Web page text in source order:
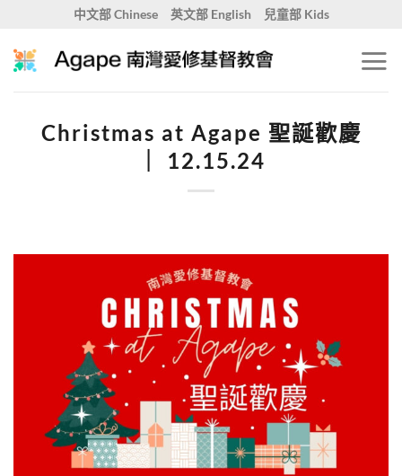
content
中文部 Chinese 英文部 English 兒童部 Kids
Christmas at Agape 聖誕歡慶
｜ 12.15.24